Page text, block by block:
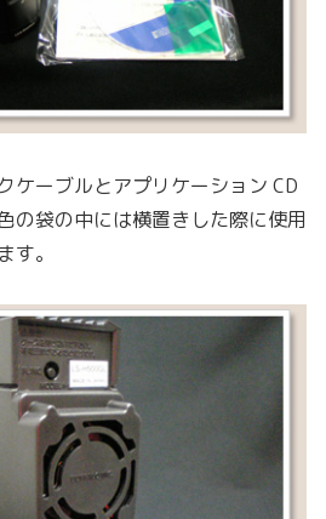
ケーブルとアプリケーション CD
の袋の中には横置きした際に使用
す。